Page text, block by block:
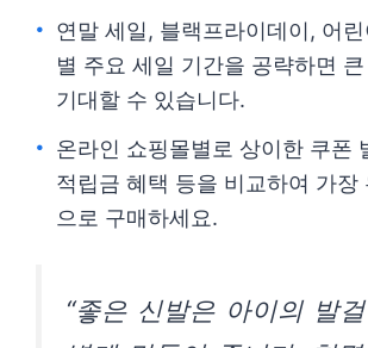
연말 세일, 블랙프라이데이, 어
별 주요 세일 기간을 공략하면
기대할 수 있습니다.
온라인 쇼핑몰별로 상이한 쿠폰
적립금 혜택 등을 비교하여 가장
으로 구매하세요.
“좋은 신발은 아이의 발